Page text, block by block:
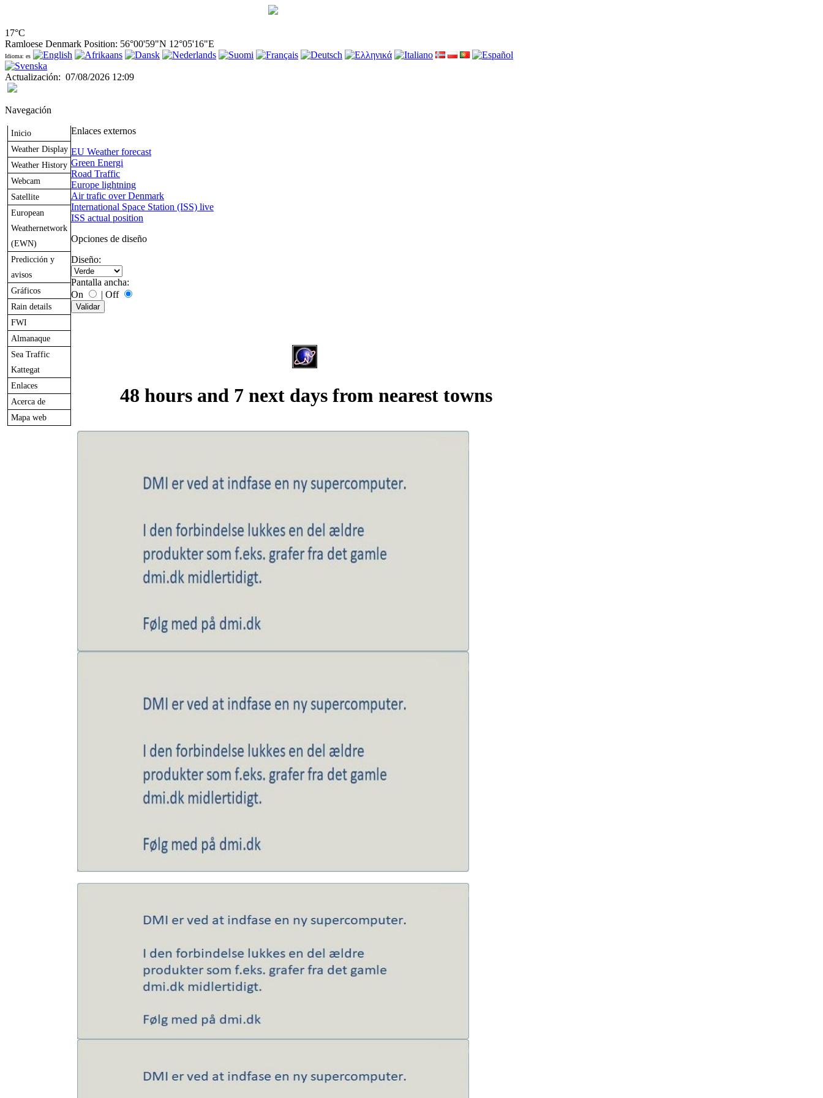
17°C
Ramloese Denmark Position: 56°00'59"N 12°05'16"E
Idioma: es
Actualización: 07/08/2026 12:09
Navegación
Inicio
Weather Display
Weather History
Webcam
Satellite
European
Weathernetwork
(EWN)
Predicción y
avisos
Gráficos
Rain details
FWI
Almanaque
Sea Traffic
Kattegat
Enlaces
Acerca de
Mapa web
Enlaces externos
EU Weather forecast
Green Energi
Road Traffic
Europe lightning
Air trafic over Denmark
International Space Station (ISS) live
ISS actual position
Opciones de diseño
Diseño:
Pantalla ancha:
On
| Off
48 hours and 7 next days from nearest towns